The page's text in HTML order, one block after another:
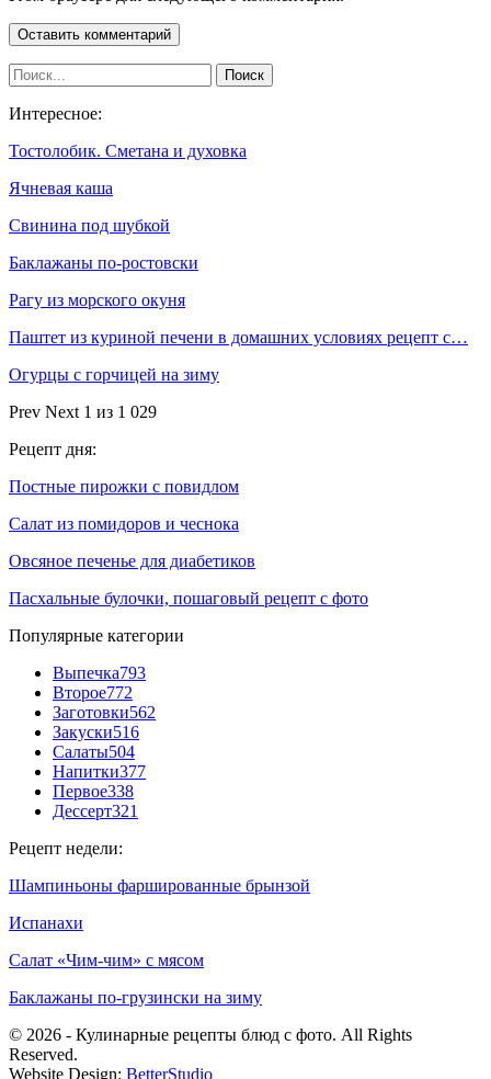
Интересное:
Тостолобик. Сметана и духовка
Ячневая каша
Свинина под шубкой
Баклажаны по-ростовски
Рагу из морского окуня
Паштет из куриной печени в домашних условиях рецепт с…
Огурцы с горчицей на зиму
Prev Next 1 из 1 029
Рецепт дня:
Постные пирожки с повидлом
Салат из помидоров и чеснока
Овсяное печенье для диабетиков
Пасхальные булочки, пошаговый рецепт с фото
Популярные категории
Выпечка793
Второе772
Заготовки562
Закуски516
Салаты504
Напитки377
Первое338
Дессерт321
Рецепт недели:
Шампиньоны фаршированные брынзой
Испанахи
Салат «Чим-чим» с мясом
Баклажаны по-грузински на зиму
© 2026 - Кулинарные рецепты блюд с фото. All Rights
Reserved.
Website Design: BetterStudio